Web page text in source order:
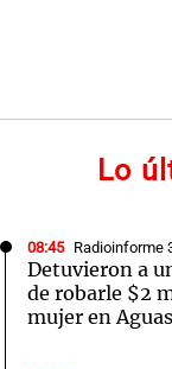
Lo
08:45 Radioinforme
Detuvieron a
de robarle $2
mujer en